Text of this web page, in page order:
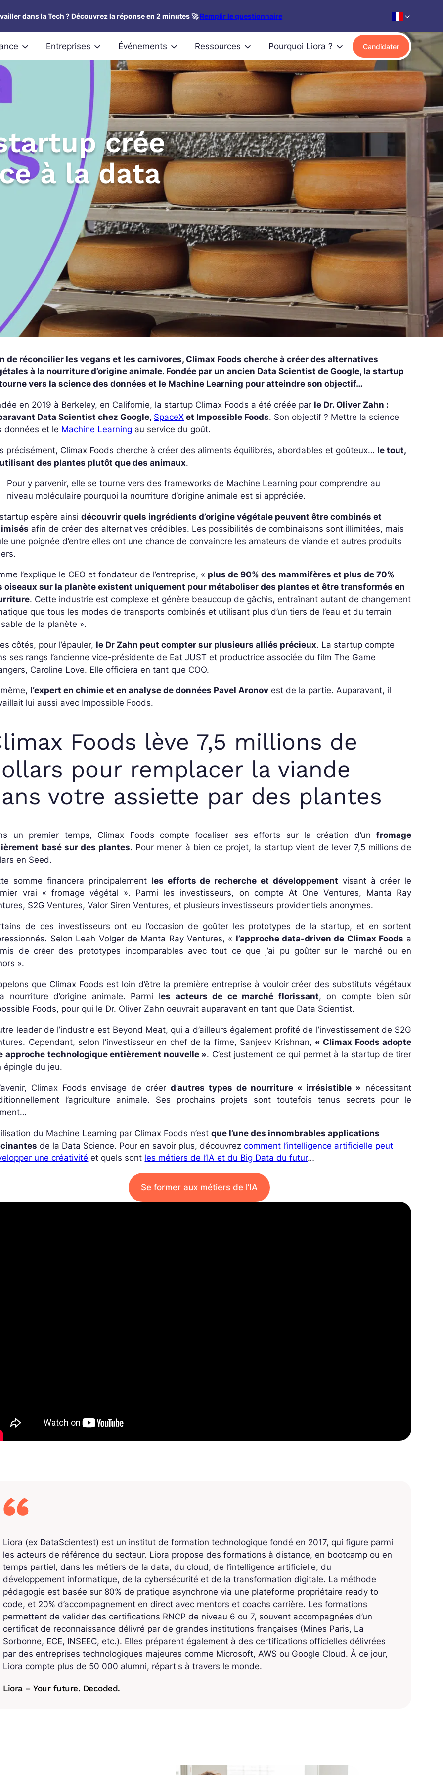
dans la Tech ? Découvrez la réponse en 2 minutes 🚀Remplir le questionnaire
Entreprises Événements Ressources Pourquoi Liora ? Candidater
crée
à la data
de réconcilier les vegans et les carnivores, Climax Foods cherche à créer des alternatives
à la nourriture d’origine animale. Fondée par un ancien Data Scientist de Google, la startup
vers la science des données et le Machine Learning pour atteindre son objectif…
en 2019 à Berkeley, en Californie, la startup Climax Foods a été créée par le Dr. Oliver Zahn :
Data Scientist chez Google, SpaceX et Impossible Foods. Son objectif ? Mettre la science
données et le Machine Learning au service du goût.
précisément, Climax Foods cherche à créer des aliments équilibrés, abordables et goûteux… le tout,
des plantes plutôt que des animaux.
Pour y parvenir, elle se tourne vers des frameworks de Machine Learning pour comprendre au
niveau moléculaire pourquoi la nourriture d’origine animale est si appréciée.
espère ainsidécouvrir quels ingrédients d’origine végétale peuvent être combinés et
afin de créer des alternatives crédibles. Les possibilités de combinaisons sont illimitées, mais
une poignée d’entre elles ont une chance de convaincre les amateurs de viande et autres produits
l’explique le CEO et fondateur de l’entreprise, « plus de 90% des mammifères et plus de 70%
oiseaux sur la planète existent uniquement pour métaboliser des plantes et être transformés en
. Cette industrie est complexe et génère beaucoup de gâchis, entraînant autant de changement
que tous les modes de transports combinés et utilisant plus d’un tiers de l’eau et du terrain
de la planète ».
côtés, pour l’épauler, le Dr Zahn peut compter sur plusieurs alliés précieux. La startup compte
ses rangs l’ancienne vice-présidente de Eat JUST et productrice associée du film The Game
Caroline Love. Elle officiera en tant que COO.
l’expert en chimie et en analyse de données Pavel Aronov est de la partie. Auparavant, il
lui aussi avec Impossible Foods.
Foods lève 7,5 millions de
pour remplacer la viande
votre assiette par des plantes
un premier temps, Climax Foods compte focaliser ses efforts sur la création d’unfromage
basé sur des plantes. Pour mener à bien ce projet, la startup vient de lever 7,5 millions de
en Seed.
somme financera principalement les efforts de recherche et développement visant à créer le
vrai « fromage végétal ». Parmi les investisseurs, on compte At One Ventures, Manta Ray
S2G Ventures, Valor Siren Ventures, et plusieurs investisseurs providentiels anonymes.
de ces investisseurs ont eu l’occasion de goûter les prototypes de la startup, et en sortent
Selon Leah Volger de Manta Ray Ventures, « l’approche data-driven de Climax Foods a
de créer des prototypes incomparables avec tout ce que j’ai pu goûter sur le marché ou en
».
que Climax Foods est loin d’être la première entreprise à vouloir créer des substituts végétaux
nourriture d’origine animale. Parmi les acteurs de ce marché florissant, on compte bien sûr
Foods, pour qui le Dr. Oliver Zahn oeuvrait auparavant en tant que Data Scientist.
leader de l’industrie est Beyond Meat, qui a d’ailleurs également profité de l’investissement de S2G
Cependant, selon l’investisseur en chef de la firme, Sanjeev Krishnan, « Climax Foods adopte
approche technologique entièrement nouvelle ». C’est justement ce qui permet à la startup de tirer
épingle du jeu.
Climax Foods envisage de créer d’autres types de nourriture « irrésistible » nécessitant
l’agriculture animale. Ses prochains projets sont toutefois tenus secrets pour le
du Machine Learning par Climax Foods n’estque l’une des innombrables applications
de la Data Science. Pour en savoir plus, découvrezcomment l’intelligence artificielle peut
une créativité et quels sont les métiers de l’IA et du Big Data du futur…
Se former aux métiers de l’IA
Liora (ex DataScientest) est un institut de formation technologique fondé en 2017, qui figure parmi
les acteurs de référence du secteur. Liora propose des formations à distance, en bootcamp ou en
temps partiel, dans les métiers de la data, du cloud, de l’intelligence artificielle, du
développement informatique, de la cybersécurité et de la transformation digitale. La méthode
pédagogie est basée sur 80% de pratique asynchrone via une plateforme propriétaire ready to
code, et 20% d’accompagnement en direct avec mentors et coachs carrière. Les formations
permettent de valider des certifications RNCP de niveau 6 ou 7, souvent accompagnées d’un
certificat de reconnaissance délivré par de grandes institutions françaises (Mines Paris, La
Sorbonne, ECE, INSEEC, etc.). Elles préparent également à des certifications officielles délivrées
par des entreprises technologiques majeures comme Microsoft, AWS ou Google Cloud. À ce jour,
Liora compte plus de 50 000 alumni, répartis à travers le monde.
Liora – Your future. Decoded.